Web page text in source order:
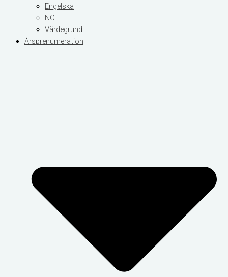
Engelska
NO
Värdegrund
Årsprenumeration